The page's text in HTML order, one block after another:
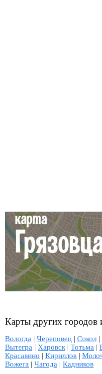
Карты других городов
Вологда | Череповец | Сокол |
Вытегра | Харовск| Тотьма |
Красавино | Кириллов |
Вожега | Чагода | Кадников